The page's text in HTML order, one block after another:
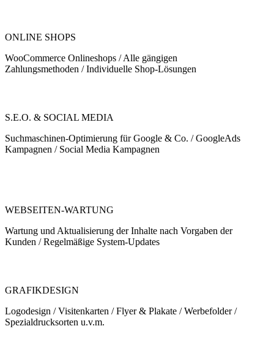
ONLINE SHOPS
WooCommerce Onlineshops / Alle gängigen
Zahlungsmethoden / Individuelle Shop-Lösungen
S.E.O. & SOCIAL MEDIA
Suchmaschinen-Optimierung für Google & Co. / GoogleAds
Kampagnen / Social Media Kampagnen
WEBSEITEN-WARTUNG
Wartung und Aktualisierung der Inhalte nach Vorgaben der
Kunden / Regelmäßige System-Updates
GRAFIKDESIGN
Logodesign / Visitenkarten / Flyer & Plakate / Werbefolder /
Spezialdrucksorten u.v.m.